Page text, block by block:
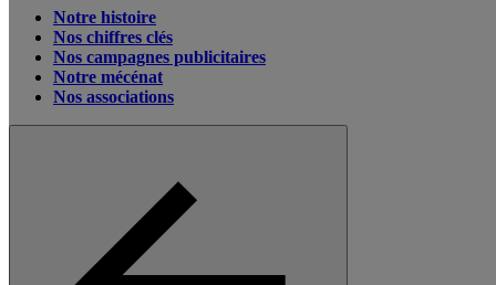
Notre histoire
Nos chiffres clés
Nos campagnes publicitaires
Notre mécénat
Nos associations